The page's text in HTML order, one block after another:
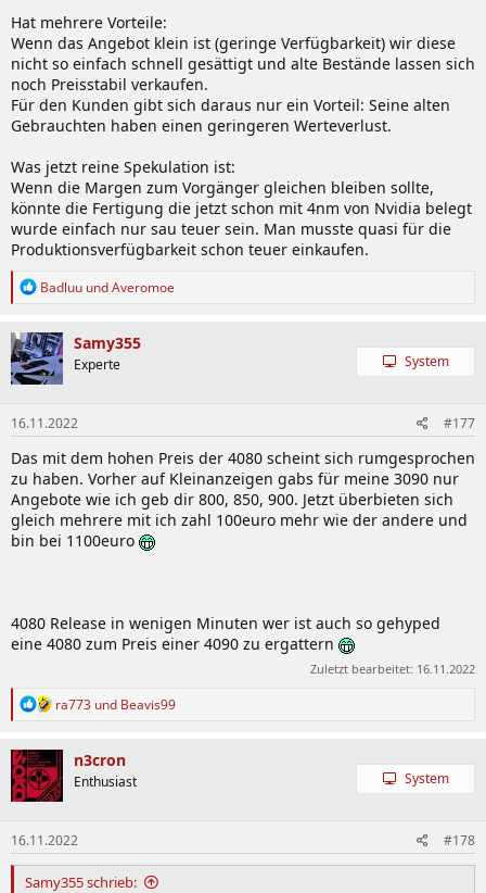
Hat mehrere Vorteile:
Wenn das Angebot klein ist (geringe Verfügbarkeit) wir diese
nicht so einfach schnell gesättigt und alte Bestände lassen sich
noch Preisstabil verkaufen.
Für den Kunden gibt sich daraus nur ein Vorteil: Seine alten
Gebrauchten haben einen geringeren Werteverlust.
Was jetzt reine Spekulation ist:
Wenn die Margen zum Vorgänger gleichen bleiben sollte,
könnte die Fertigung die jetzt schon mit 4nm von Nvidia belegt
wurde einfach nur sau teuer sein. Man musste quasi für die
Produktionsverfügbarkeit schon teuer einkaufen.
R
k
t
i
o
n
e
n
Badluu undAveromoe
Samy355
Experte System
16.11.2022 #177
Das mit dem hohen Preis der 4080 scheint sich rumgesprochen
zu haben. Vorher auf Kleinanzeigen gabs für meine 3090 nur
Angebote wie ich geb dir 800, 850, 900. Jetzt überbieten sich
gleich mehrere mit ich zahl 100euro mehr wie der andere und
bin bei 1100euro
4080 Release in wenigen Minuten wer ist auch so gehyped
eine 4080 zum Preis einer 4090 zu ergattern
Zuletzt bearbeitet: 16.11.2022
R
k
t
i
o
n
e
n
:
ra773 und Beavis99
n3cron
Enthusiast System
16.11.2022 #178
Samy355 schrieb: